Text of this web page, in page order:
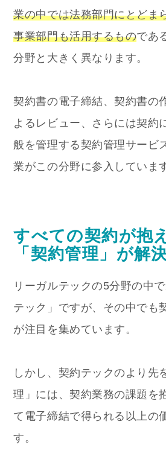
業の中では法務部門にとどま
事業部門も活用するものであ
分野と大きく異なります。
契約書の電子締結、契約書の
よるレビュー、さらには契約
般を管理する契約管理サービ
業がこの分野に参入していま
すべての契約が抱
「契約管理」が解
リーガルテックの5分野の中
テック」ですが、その中でも
が注目を集めています。
しかし、契約テックのより先
理」には、契約業務の課題を
て電子締結で得られる以上の
す。